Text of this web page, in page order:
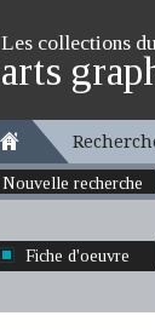
Les collections
arts
Nouvelle recherche
Fiche d'oeuvre